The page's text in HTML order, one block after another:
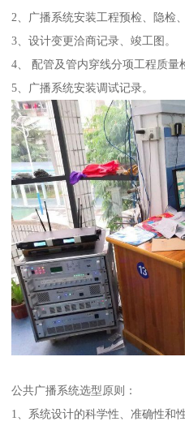
2、广播系统安装工程预检、隐检
3、设计变更洽商记录、竣工图。
4、 配管及管内穿线分项工程质量
5、广播系统安装调试记录。
公共广播系统选型原则：
1、系统设计的科学性、准确性和